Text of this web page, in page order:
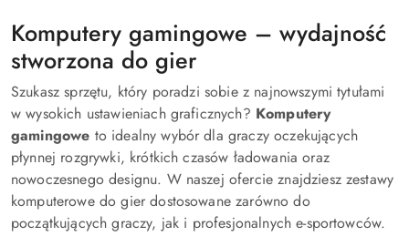
Komputery gamingowe – wydajność
stworzona do gier
Szukasz sprzętu, który poradzi sobie z najnowszymi tytułami
w wysokich ustawieniach graficznych? Komputery
gamingowe to idealny wybór dla graczy oczekujących
płynnej rozgrywki, krótkich czasów ładowania oraz
nowoczesnego designu. W naszej ofercie znajdziesz zestawy
komputerowe do gier dostosowane zarówno do
początkujących graczy, jak i profesjonalnych e-sportowców.